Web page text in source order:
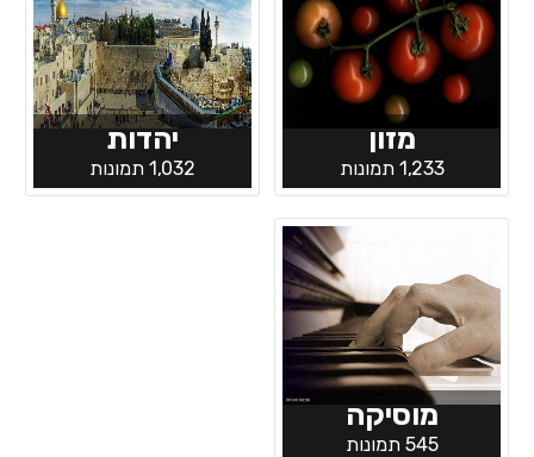
מזון
1,233 תמונות
יהדות
1,032 תמונות
מוסיקה
545 תמונות